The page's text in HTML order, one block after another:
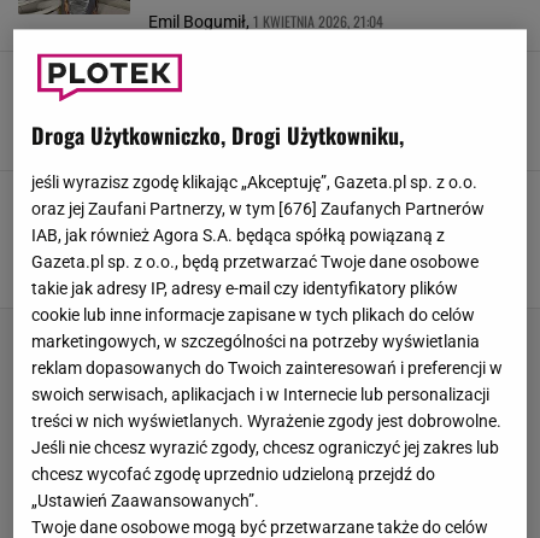
Emil Bogumił, 1 KWIETNIA 2026, 21:04
Zbudowała karierę poza kamerą. Polacy
Emil Bogumił,31 MARCA 2026, 21:06
Najbardziej wyrazisty dom w Polsce? Każdy kąt
czymś zaskakuje. Tak mieszka kulinarna
gwiazda
Emil Bogumił, 30 MARCA 2026, 21:03
Droga Użytkowniczko, Drogi Użytkowniku,
jeśli wyrazisz zgodę klikając „Akceptuję”, Gazeta.pl sp. z o.o.
oraz jej Zaufani Partnerzy, w tym [676] Zaufanych Partnerów
IAB, jak również Agora S.A. będąca spółką powiązaną z
Gazeta.pl sp. z o.o., będą przetwarzać Twoje dane osobowe
takie jak adresy IP, adresy e-mail czy identyfikatory plików
cookie lub inne informacje zapisane w tych plikach do celów
marketingowych, w szczególności na potrzeby wyświetlania
reklam dopasowanych do Twoich zainteresowań i preferencji w
swoich serwisach, aplikacjach i w Internecie lub personalizacji
treści w nich wyświetlanych. Wyrażenie zgody jest dobrowolne.
Jeśli nie chcesz wyrazić zgody, chcesz ograniczyć jej zakres lub
chcesz wycofać zgodę uprzednio udzieloną przejdź do
„Ustawień Zaawansowanych”.
Twoje dane osobowe mogą być przetwarzane także do celów